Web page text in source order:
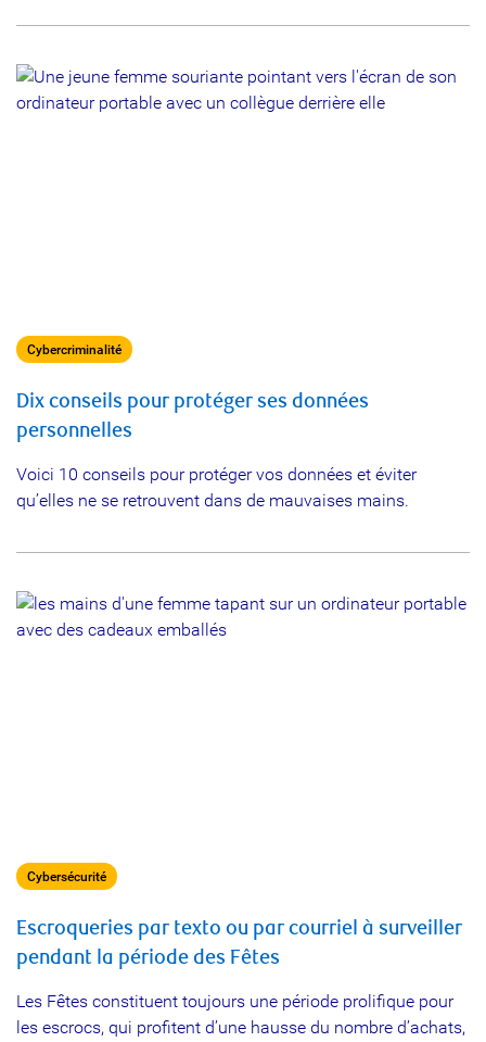
Cybercriminalité
Dix conseils pour protéger ses données
personnelles
Voici 10 conseils pour protéger vos données et éviter
qu’elles ne se retrouvent dans de mauvaises mains.
Cybersécurité
Escroqueries par texto ou par courriel à surveiller
pendant la période des Fêtes
Les Fêtes constituent toujours une période prolifique pour
les escrocs, qui profitent d’une hausse du nombre d’achats,